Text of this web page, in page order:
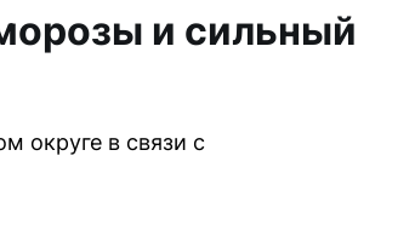
и сильный
округе в связи с